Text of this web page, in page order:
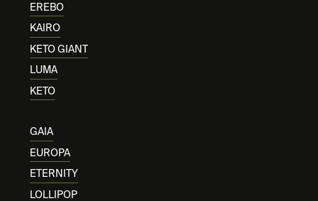
EREBO
KAIRO
KETO GIANT
LUMA
KETO
GAIA
EUROPA
ETERNITY
LOLLIPOP